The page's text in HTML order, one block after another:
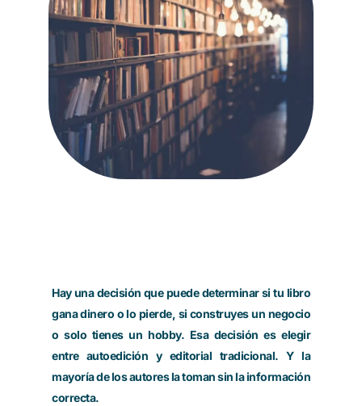
Hay una decisión que puede determinar si tu libro
gana dinero o lo pierde, si construyes un negocio
o solo tienes un hobby. Esa decisión es elegir
entre autoedición y editorial tradicional. Y la
mayoría de los autores la toman sin la información
correcta.